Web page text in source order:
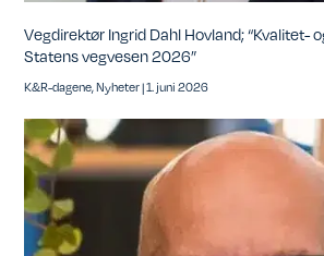
Vegdirektør Ingrid Dahl Hovland; “Kvalitet-
Statens vegvesen 2026”
K&R-dagene,Nyheter|1. juni 2026